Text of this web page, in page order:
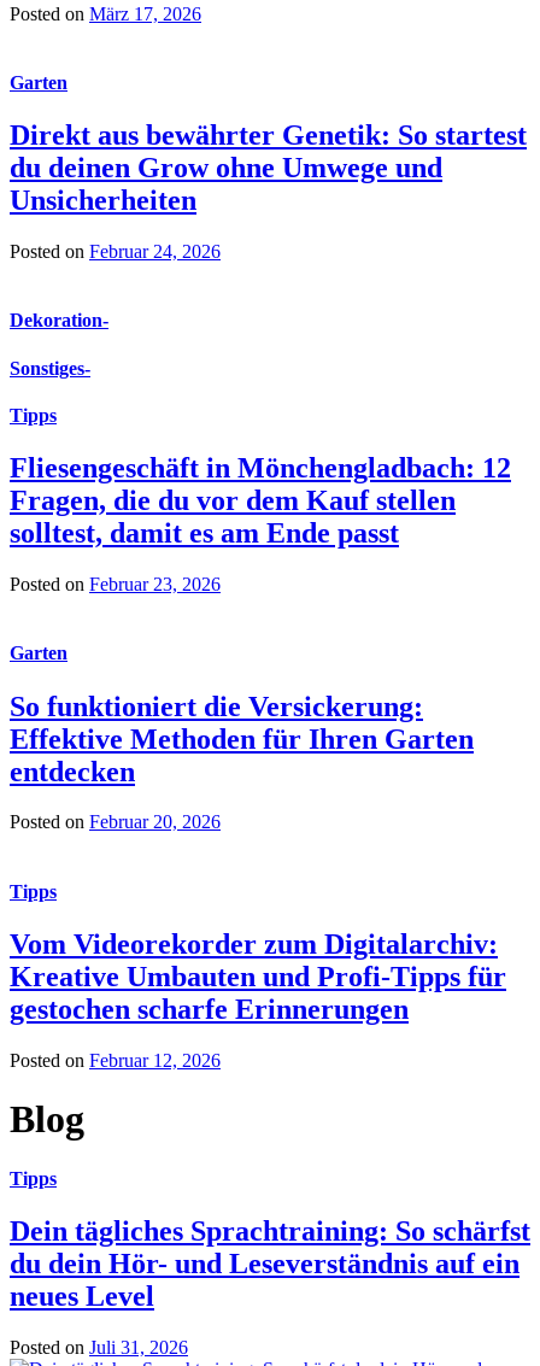
Posted on März 17, 2026
Garten
Direkt aus bewährter Genetik: So startest
du deinen Grow ohne Umwege und
Unsicherheiten
Posted on Februar 24, 2026
Dekoration-
Sonstiges-
Tipps
Fliesengeschäft in Mönchengladbach: 12
Fragen, die du vor dem Kauf stellen
solltest, damit es am Ende passt
Posted on Februar 23, 2026
Garten
So funktioniert die Versickerung:
Effektive Methoden für Ihren Garten
entdecken
Posted on Februar 20, 2026
Tipps
Vom Videorekorder zum Digitalarchiv:
Kreative Umbauten und Profi-Tipps für
gestochen scharfe Erinnerungen
Posted on Februar 12, 2026
Blog
Tipps
Dein tägliches Sprachtraining: So schärfst
du dein Hör- und Leseverständnis auf ein
neues Level
Posted on Juli 31, 2026